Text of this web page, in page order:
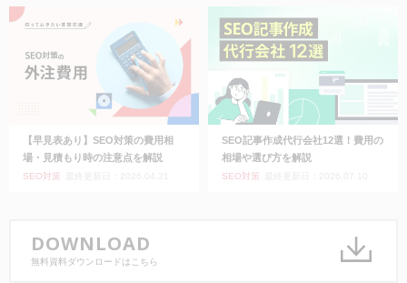
【早見表あり】SEO対策の費用相
場・見積もり時の注意点を解説
SEO対策
SEO記事作成代行会社12選！費用の
相場や選び方を解説
SEO対策
DOWNLOAD
無料資料ダウンロードはこちら